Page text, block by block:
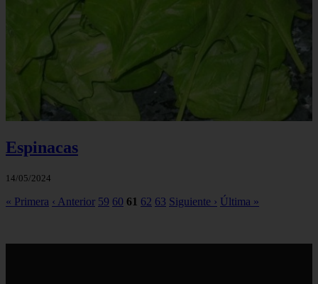
Espinacas
14/05/2024
« Primera ‹ Anterior 59 60 61 62 63 Siguiente › Última »